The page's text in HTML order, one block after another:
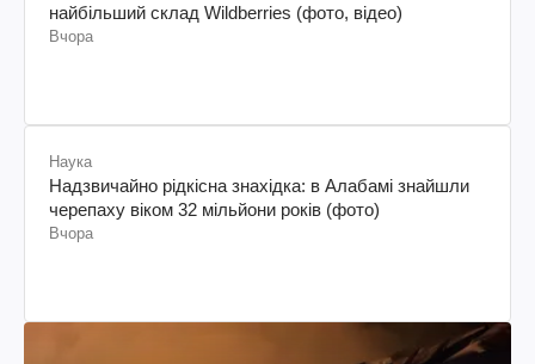
найбільший склад Wildberries (фото, відео)
Вчора
Наука
Надзвичайно рідкісна знахідка: в Алабамі знайшли
черепаху віком 32 мільйони років (фото)
Вчора